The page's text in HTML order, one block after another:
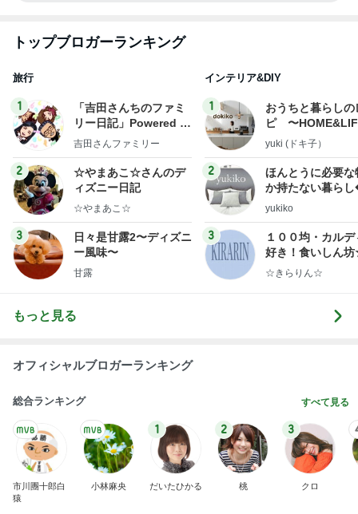
トップブロガーランキング
旅行
1
「吉田さんちのファミ
リー日記」Powered b
y Ameba 吉田さんファ
ログ
吉田さんファミリー
2
☆やまあこ☆さんのデ
ィズニー日記
☆やまあこ☆
3
日々是甘露2〜ディズニ
ー風味〜
甘露
インテリア&DIY
1
おうちと暮らしの
ピ 〜
yuki (ドキ子）
2
ほんとうに必要な
か持たない暮ら
ep Life Simple◆
yukiko
3
１００均・カルデ
好き！食いしん
らりん☆のブログ
☆きらりん☆
もっと見る
オフィシャルブロガーランキング
総合ランキング すべて見る
市川團十郎白
猿
小林麻央
1
だいたひかる
2
桃
3
クロ